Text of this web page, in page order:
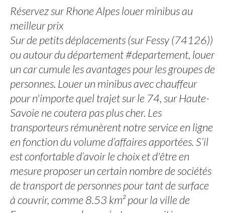
Réservez sur Rhone Alpes louer minibus au
meilleur prix
Sur de petits déplacements (sur Fessy (74126))
ou autour du département #departement, louer
un car cumule les avantages pour les groupes de
personnes. Louer un minibus avec chauffeur
pour n'importe quel trajet sur le 74, sur Haute-
Savoie ne coutera pas plus cher. Les
transporteurs rémunèrent notre service en ligne
en fonction du volume d’affaires apportées. S’il
est confortable d’avoir le choix et d'être en
mesure proposer un certain nombre de sociétés
de transport de personnes pour tant de surface
à couvrir, comme 8.53 km² pour la ville de